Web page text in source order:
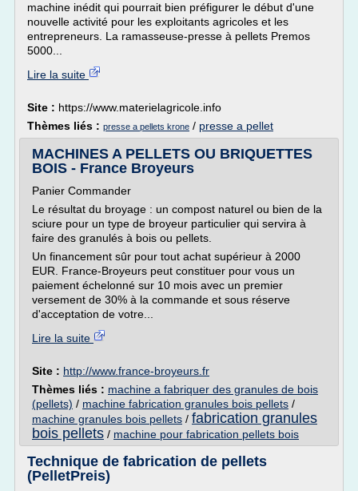
machine inédit qui pourrait bien préfigurer le début d'une
nouvelle activité pour les exploitants agricoles et les
entrepreneurs. La ramasseuse-presse à pellets Premos
5000...
Lire la suite
Site : https://www.materielagricole.info
Thèmes liés : presse a pellets krone / presse a pellet
MACHINES A PELLETS OU BRIQUETTES
BOIS - France Broyeurs
Panier Commander
Le résultat du broyage : un compost naturel ou bien de la
sciure pour un type de broyeur particulier qui servira à
faire des granulés à bois ou pellets.
Un financement sûr pour tout achat supérieur à 2000
EUR. France-Broyeurs peut constituer pour vous un
paiement échelonné sur 10 mois avec un premier
versement de 30% à la commande et sous réserve
d'acceptation de votre...
Lire la suite
Site : http://www.france-broyeurs.fr
Thèmes liés : machine a fabriquer des granules de bois
(pellets) / machine fabrication granules bois pellets /
machine granules bois pellets / fabrication granules
bois pellets / machine pour fabrication pellets bois
Technique de fabrication de pellets
(PelletPreis)